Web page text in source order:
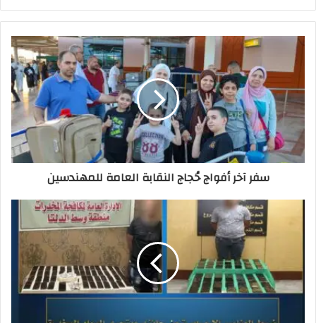
سفر آخر أفواج حُجاج النقابة العامة للمهندسين